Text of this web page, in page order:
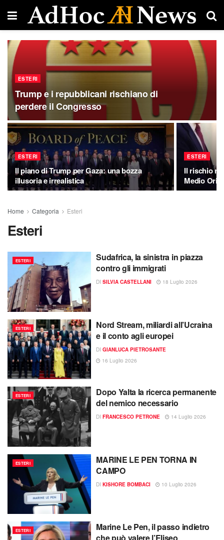
ESTERI
Trump e i repubblicani rischiano di
perdere il Congresso
ESTERI
Il piano di Trump per Gaza: una bozza
illusoria e irrealistica
ESTERI
Il rischio
Medio
Home Categoria Esteri
Esteri
ESTERI
Sudafrica, la sinistra in piazza
contro gli immigrati
DI SILVIA CASTELLANI 18 Luglio 2026
ESTERI
Nord Stream, miliardi all’Ucraina
e il conto agli europei
DI GIANLUCA PIETROSANTE
16 Luglio 2026
ESTERI
Dopo Yalta la ricerca permanente
del nemico necessario
DI FRANCESCO PETRONE 14 Luglio 2026
ESTERI
MARINE LE PEN TORNA IN
CAMPO
DI KISHORE BOMBACI 10 Luglio 2026
ESTERI
Marine Le Pen, il passo indietro